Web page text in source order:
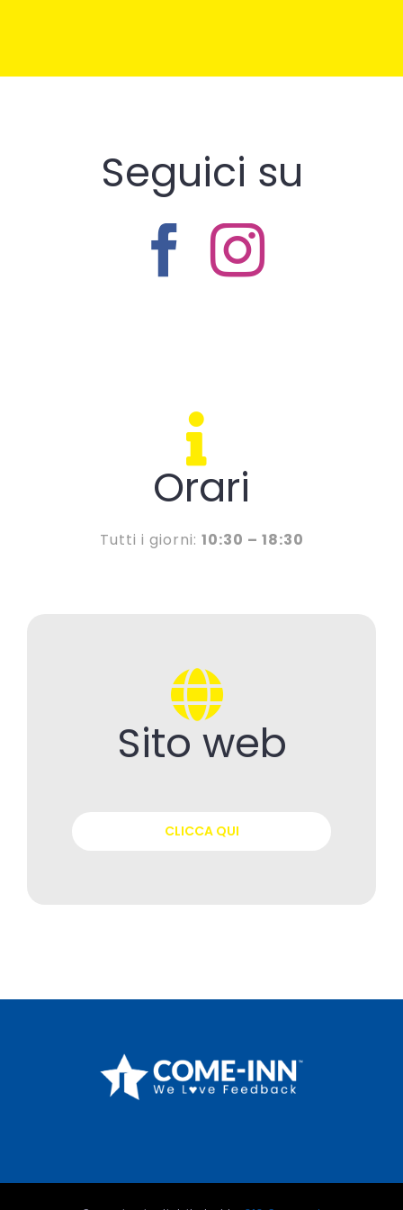
Seguici su
Orari
Tutti i giorni: 10:30 – 18:30
Sito web
CLICCA QUI